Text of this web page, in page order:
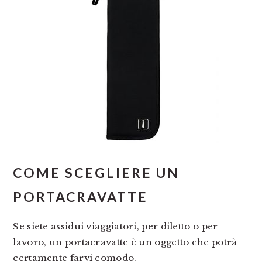
COME SCEGLIERE UN
PORTACRAVATTE
Se siete assidui viaggiatori, per diletto o per
lavoro, un portacravatte è un oggetto che potrà
certamente farvi comodo.